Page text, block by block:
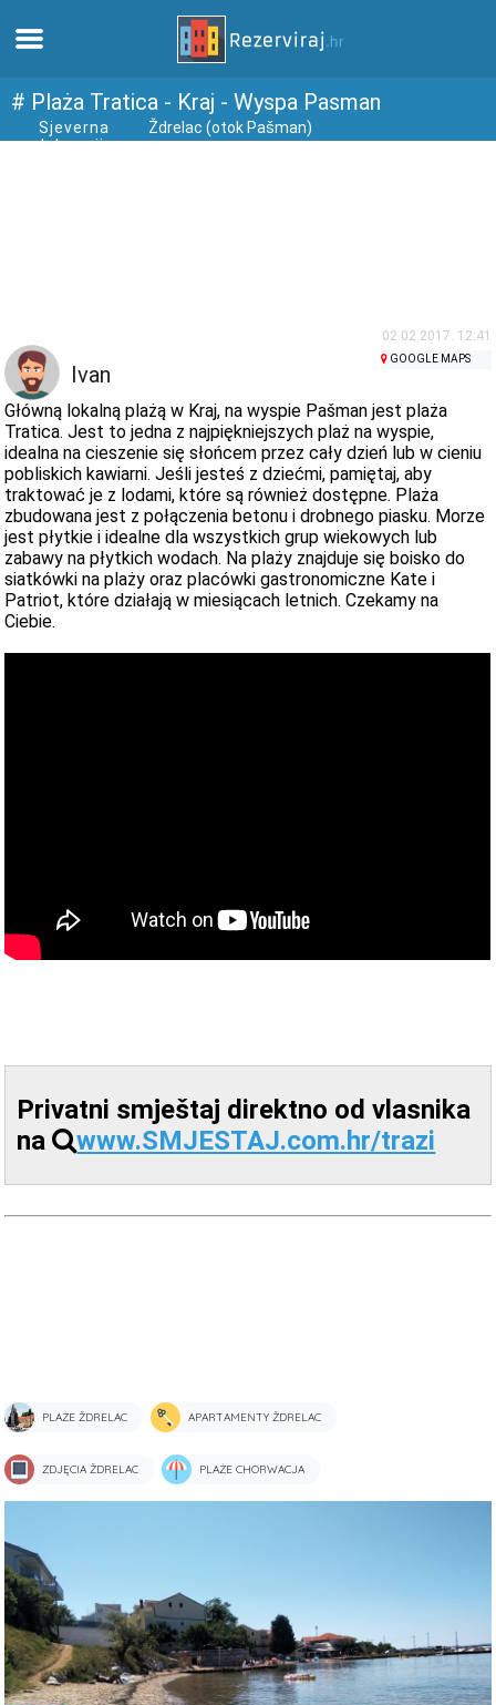
Dom
webcams
Poznaj Chorwację
muzea
# Plaża Tratica - Kraj - Wyspa Pasman
Sjeverna
dalmacija
Ždrelac (otok Pašman)
02.02.2017. 12:41
Ivan
GOOGLE MAPS
Główną lokalną plażą w Kraj, na wyspie Pašman jest plaża
Tratica. Jest to jedna z najpiękniejszych plaż na wyspie,
idealna na cieszenie się słońcem przez cały dzień lub w cieniu
pobliskich kawiarni. Jeśli jesteś z dziećmi, pamiętaj, aby
traktować je z lodami, które są również dostępne. Plaża
zbudowana jest z połączenia betonu i drobnego piasku. Morze
jest płytkie i idealne dla wszystkich grup wiekowych lub
zabawy na płytkich wodach. Na plaży znajduje się boisko do
siatkówki na plaży oraz placówki gastronomiczne Kate i
Patriot, które działają w miesiącach letnich. Czekamy na
Ciebie.
Privatni smještaj direktno od vlasnika
na
www.SMJESTAJ.com.hr/trazi
PLAŻE ŽDRELAC APARTAMENTY ŽDRELAC
ZDJĘCIA ŽDRELAC PLAŻE CHORWACJA